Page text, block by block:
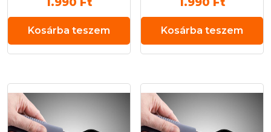
Kosárba teszem Kosárba teszem